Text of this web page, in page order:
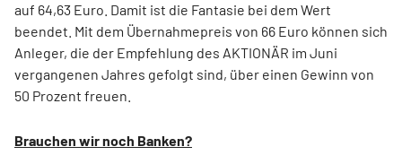
auf 64,63 Euro. Damit ist die Fantasie bei dem Wert
beendet. Mit dem Übernahmepreis von 66 Euro können sich
Anleger, die der Empfehlung des AKTIONÄR im Juni
vergangenen Jahres gefolgt sind, über einen Gewinn von
50 Prozent freuen.
Brauchen wir noch Banken?